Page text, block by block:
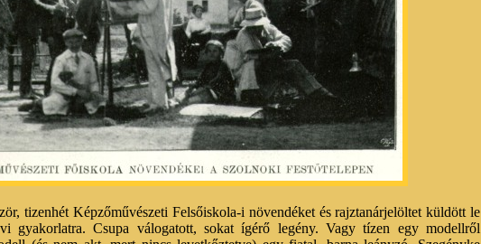
tizenhét Képzőművészeti Felsőiskola-i növendéket és rajztanárjelöltet küldött le
gyakorlatra. Csupa válogatott, sokat ígérő legény. Vagy tízen egy modellről